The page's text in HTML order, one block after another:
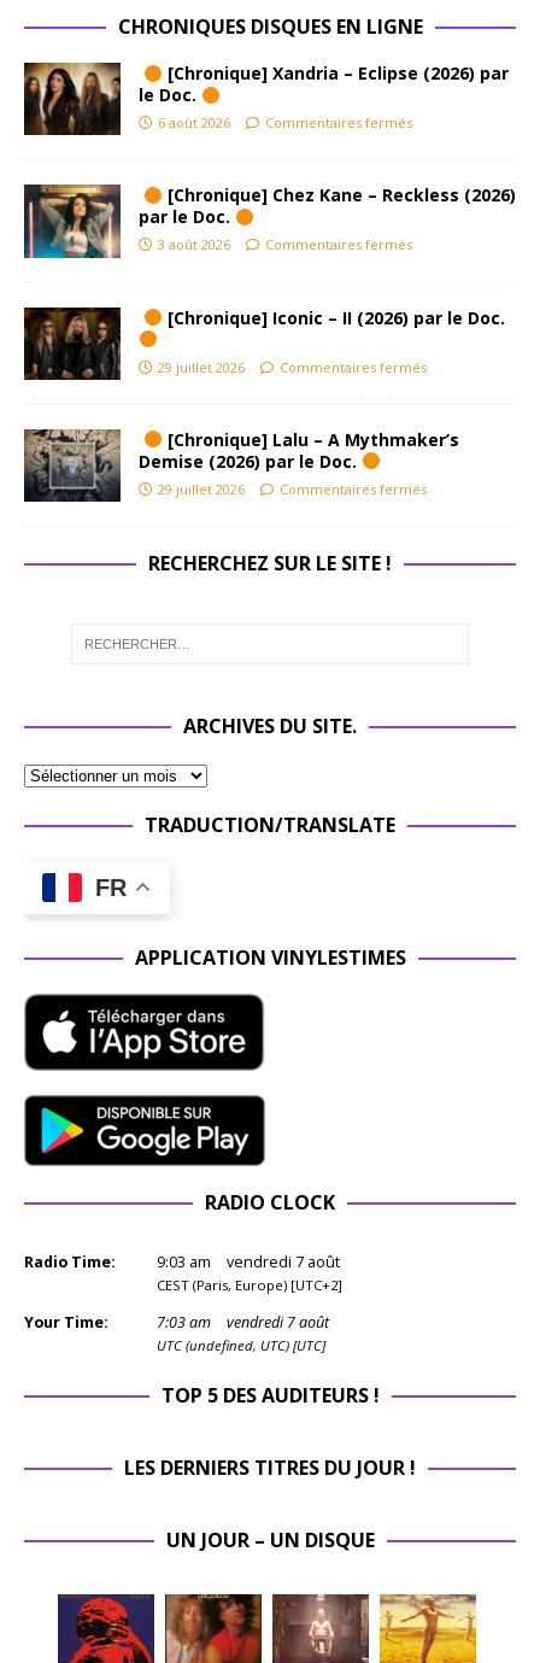
CHRONIQUES DISQUES EN LIGNE
[Chronique] Xandria – Eclipse (2026) par
le Doc.
6 août 2026 Commentaires fermés
[Chronique] Chez Kane – Reckless (2026)
par le Doc.
3 août 2026 Commentaires fermés
[Chronique] Iconic – II (2026) par le Doc.
29 juillet 2026 Commentaires fermés
[Chronique] Lalu – A Mythmaker’s
Demise (2026) par le Doc.
29 juillet 2026 Commentaires fermés
RECHERCHEZ SUR LE SITE !
ARCHIVES DU SITE.
TRADUCTION/TRANSLATE
FR
APPLICATION VINYLESTIMES
RADIO CLOCK
Radio Time: 9:03 am vendredi 7 août
CEST (Paris, Europe) [UTC+2]
Your Time: 7:03am vendredi 7 août
UTC (undefined, UTC) [UTC]
TOP 5 DES AUDITEURS !
LES DERNIERS TITRES DU JOUR !
UN JOUR – UN DISQUE